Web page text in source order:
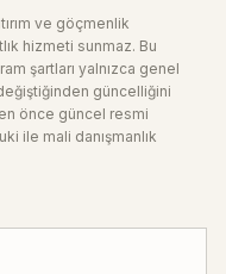
ve göçmenlik
hizmeti sunmaz. Bu
şartları yalnızca genel
güncelliğini
önce güncel resmi
ile mali danışmanlık